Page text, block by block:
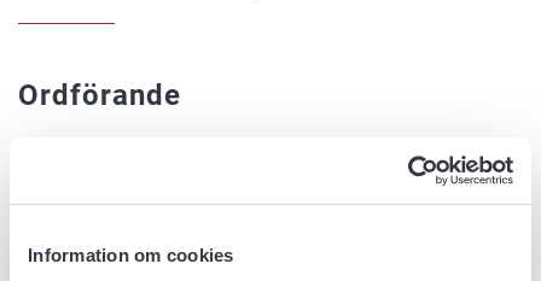
Information om cookies
Ordförande
Vice ordförande
Forskare, agrolog Rauno Kuha, Naturresursinstitutet